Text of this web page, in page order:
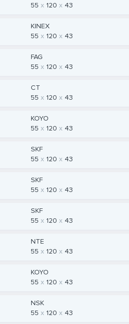
55
120 43
KINEX
55
120 43
FAG
55
120 43
CT
55
120 43
KOYO
55
120 43
SKF
55
120 43
SKF
55
120 43
SKF
55
120 43
NTE
55
120 43
KOYO
55
120 43
NSK
55
120 43